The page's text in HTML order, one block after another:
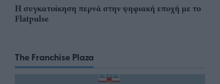
Η συγκατοίκηση περνά στην ψηφιακή εποχή με το
Flatpulse
The Franchise Plaza